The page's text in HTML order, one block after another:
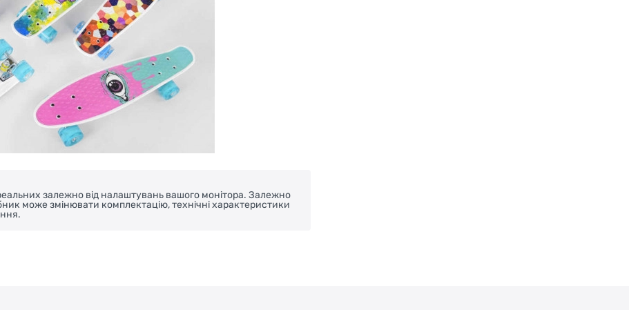
залежно від налаштувань вашого монітора. Залежно
може змінювати комплектацію, технічні характеристики